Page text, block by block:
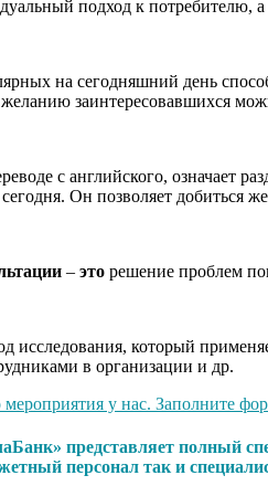
подход к потребителю, а
на сегодняшний день
заинтересовавшихся
с английского, означает
Он позволяет добиться
– это решение проблем
исследования, который
в организации и др.
мероприятия у нас. Заполните
представляет
персонал так и